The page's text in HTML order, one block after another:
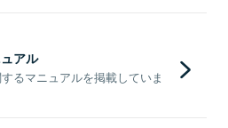
アル
るマニュアルを掲載していま